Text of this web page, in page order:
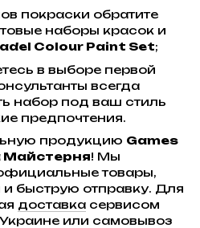
покраски обратите
наборы красок и
Colour Paint Set;
в выборе первой
всегда
набор под ваш стиль
предпочтения.
продукцию Games
Майстерня! Мы
товары,
и быструю отправку. Для
доставка сервисом
или самовывоз